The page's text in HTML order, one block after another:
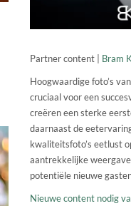
Partner content | Bram
Hoogwaardige foto’s
cruciaal voor een
creëren een sterke
daarnaast de
kwaliteitsfoto’s eetlust
aantrekkelijke
potentiële nieuwe
Nieuwe content nodig